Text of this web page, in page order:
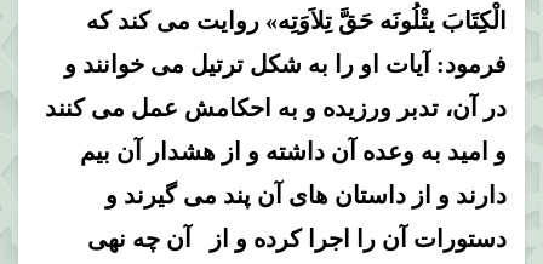
الْکِتَابَ یتْلُونَه حَقَّ تِلاَوَتِه» روایت می کند که
فرمود: آیات او را به شکل ترتیل می خوانند و
در آن، تدبر ورزیده و به احکامش عمل می کنند
و امید به وعده آن داشته و از هشدار آن بیم
دارند و از داستان های آن پند می گیرند و
دستورات آن را اجرا کرده و از آن چه نهی